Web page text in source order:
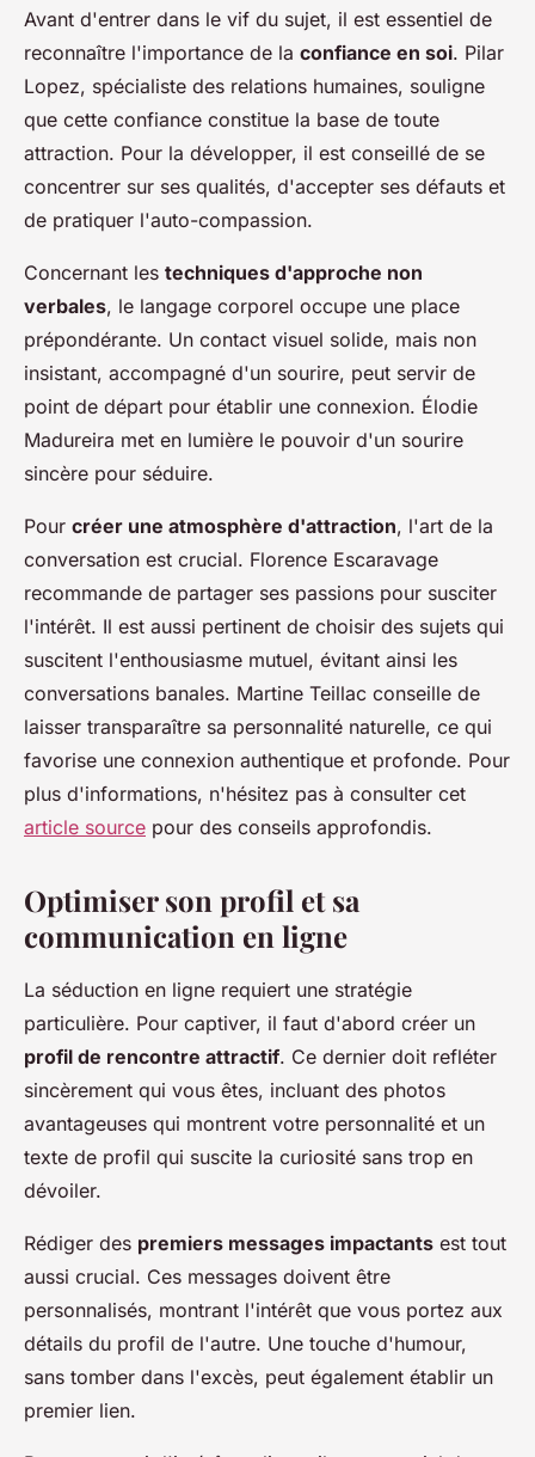
Avant d'entrer dans le vif du sujet, il est essentiel de
reconnaître l'importance de la confiance en soi. Pilar
Lopez, spécialiste des relations humaines, souligne
que cette confiance constitue la base de toute
attraction. Pour la développer, il est conseillé de se
concentrer sur ses qualités, d'accepter ses défauts et
de pratiquer l'auto-compassion.
Concernant les techniques d'approche non
verbales, le langage corporel occupe une place
prépondérante. Un contact visuel solide, mais non
insistant, accompagné d'un sourire, peut servir de
point de départ pour établir une connexion. Élodie
Madureira met en lumière le pouvoir d'un sourire
sincère pour séduire.
Pour créer une atmosphère d'attraction, l'art de la
conversation est crucial. Florence Escaravage
recommande de partager ses passions pour susciter
l'intérêt. Il est aussi pertinent de choisir des sujets qui
suscitent l'enthousiasme mutuel, évitant ainsi les
conversations banales. Martine Teillac conseille de
laisser transparaître sa personnalité naturelle, ce qui
favorise une connexion authentique et profonde. Pour
plus d'informations, n'hésitez pas à consulter cet
article source pour des conseils approfondis.
Optimiser son profil et sa
communication en ligne
La séduction en ligne requiert une stratégie
particulière. Pour captiver, il faut d'abord créer un
profil de rencontre attractif. Ce dernier doit refléter
sincèrement qui vous êtes, incluant des photos
avantageuses qui montrent votre personnalité et un
texte de profil qui suscite la curiosité sans trop en
dévoiler.
Rédiger des premiers messages impactants est tout
aussi crucial. Ces messages doivent être
personnalisés, montrant l'intérêt que vous portez aux
détails du profil de l'autre. Une touche d'humour,
sans tomber dans l'excès, peut également établir un
premier lien.